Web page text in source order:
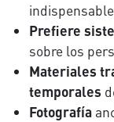
Prefiere
sobre los
Materiales
temporales
Fotografía